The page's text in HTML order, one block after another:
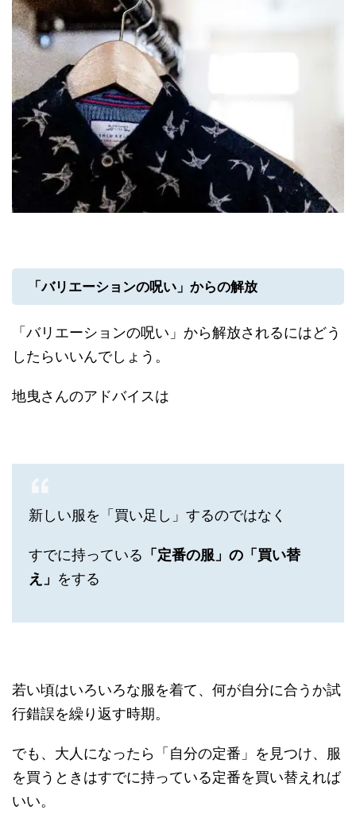
「バリエーションの呪い」からの解放
「バリエーションの呪い」から解放されるにはどう
したらいいんでしょう。
地曳さんのアドバイスは
新しい服を「買い足し」するのではなく
すでに持っている 「定番の服」の「買い替
え」 をする
若い頃はいろいろな服を着て、何が自分に合うか試
行錯誤を繰り返す時期。
でも、大人になったら「自分の定番」を見つけ、服
を買うときはすでに持っている定番を買い替えれば
いい。